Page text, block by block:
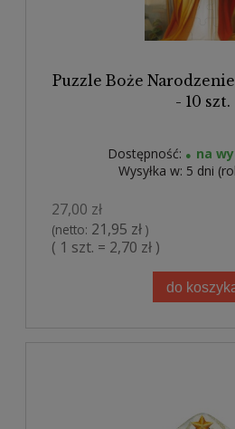
Puzzle Boże
- 10 szt.
Dostępność:
na
Wysyłka w: 5 dni
27,00 zł
(netto: 21,95 zł )
( 1 szt. = 2,70 zł )
do